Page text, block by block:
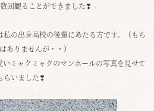
回観ることができました❣
の出身高校の後輩にあたる方です。（もち
ありませんが・・）
ミャクミャクのマンホールの写真を見せて
らいました❣